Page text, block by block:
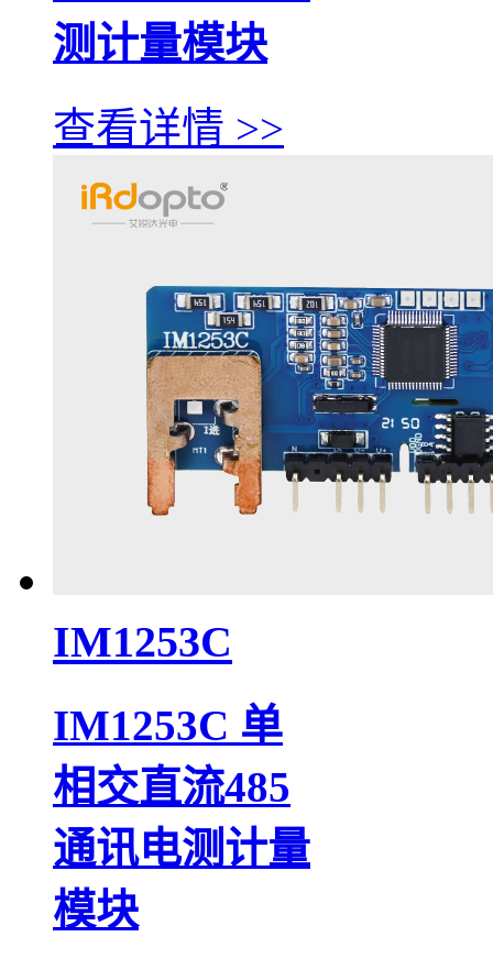
测计量模块
查看详情 >>
IM1253C
IM1253C 单
相交直流485
通讯电测计量
模块